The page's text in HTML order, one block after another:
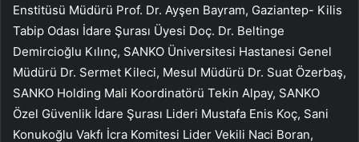
Enstitüsü Müdürü Prof. Dr. Ayşen Bayram, Gaziantep- Kilis
Tabip Odası İdare Şurası Üyesi Doç. Dr. Beltinge
Demircioğlu Kılınç, SANKO Üniversitesi Hastanesi Genel
Müdürü Dr. Sermet Kileci, Mesul Müdürü Dr. Suat Özerbaş,
SANKO Holding Mali Koordinatörü Tekin Alpay, SANKO
Özel Güvenlik İdare Şurası Lideri Mustafa Enis Koç, Sani
Konukoğlu Vakfı İcra Komitesi Lider Vekili Naci Boran,